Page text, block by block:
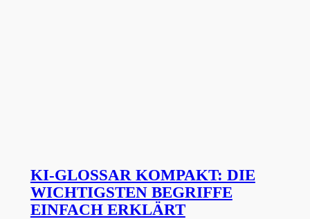
KI-GLOSSAR KOMPAKT: DIE
WICHTIGSTEN BEGRIFFE
EINFACH ERKLÄRT